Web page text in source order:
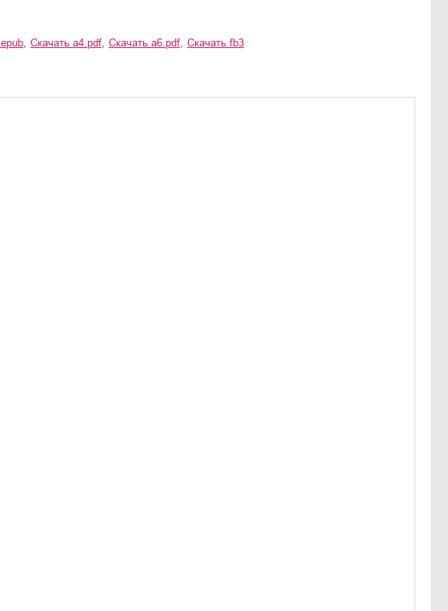
epub, Скачать a4.pdf, Скачать a6.pdf, Скачать fb3